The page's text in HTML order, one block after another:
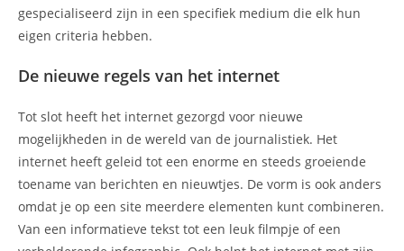
gespecialiseerd zijn in een specifiek medium die elk hun
eigen criteria hebben.
De nieuwe regels van het internet
Tot slot heeft het internet gezorgd voor nieuwe
mogelijkheden in de wereld van de journalistiek. Het
internet heeft geleid tot een enorme en steeds groeiende
toename van berichten en nieuwtjes. De vorm is ook anders
omdat je op een site meerdere elementen kunt combineren.
Van een informatieve tekst tot een leuk filmpje of een